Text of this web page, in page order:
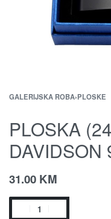
GALERIJSKA ROBA›PLOSKE
PLOSKA
DAVIDSON
31.00 KM